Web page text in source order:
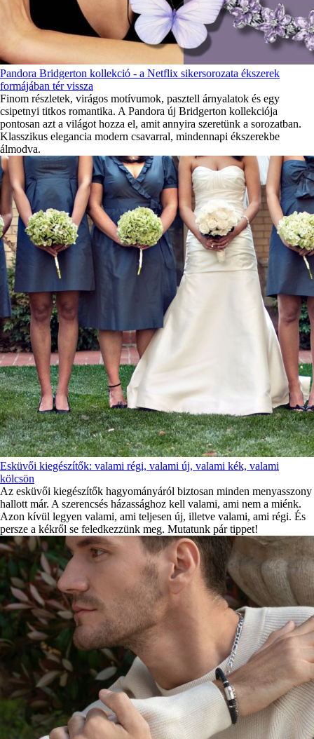
Pandora Bridgerton kollekció - a Netflix sikersorozata ékszerek
formájában tér vissza
Finom részletek, virágos motívumok, pasztell árnyalatok és egy
csipetnyi titkos romantika. A Pandora új Bridgerton kollekciója
pontosan azt a világot hozza el, amit annyira szeretünk a sorozatban.
Klasszikus elegancia modern csavarral, mindennapi ékszerekbe
álmodva.
Esküvői kiegészítők: valami régi, valami új, valami kék, valami
kölcsön
Az esküvői kiegészítők hagyományáról biztosan minden menyasszony
hallott már. A szerencsés házassághoz kell valami, ami nem a miénk.
Azon kívül legyen valami, ami teljesen új, illetve valami, ami régi. És
persze a kékről se feledkezzünk meg. Mutatunk pár tippet!